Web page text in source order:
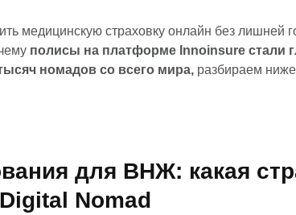
медицинскую страховку онлайн без лишней
полисы на платформе Innoinsure стали
номадов со всего мира, разбираем
для ВНЖ: какая
Nomad